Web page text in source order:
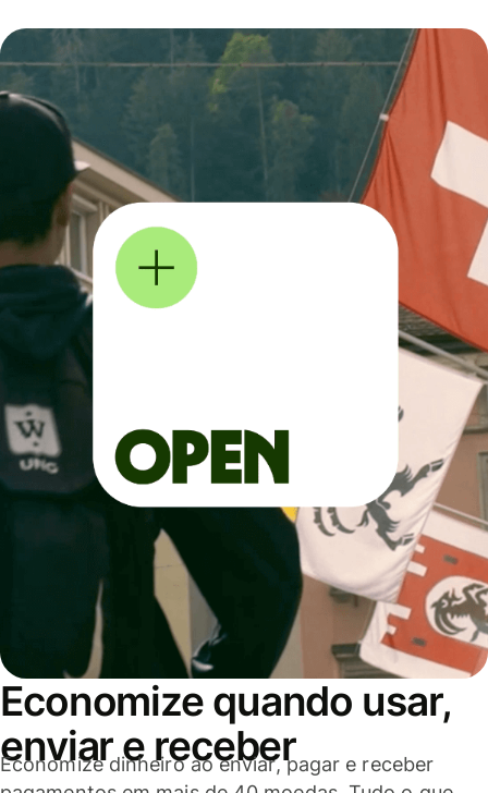
Economize quando usar,
enviar e receber
Economize dinheiro ao enviar, pagar e receber